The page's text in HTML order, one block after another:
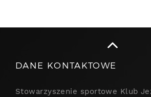
DANE KONTAKTOWE
Stowarzyszenie sportowe Klub